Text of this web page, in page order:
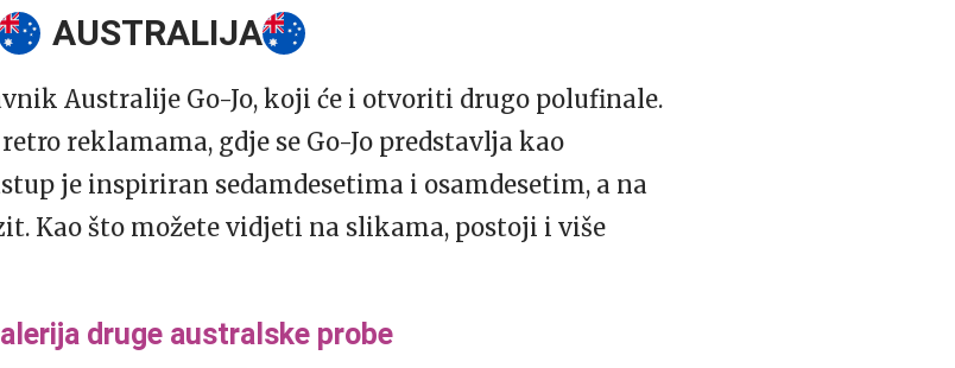
AUSTRALIJA
Australije Go-Jo, koji će i otvoriti drugo polufinale.
reklamama, gdje se Go-Jo predstavlja kao
je inspiriran sedamdesetima i osamdesetim, a na
Kao što možete vidjeti na slikama, postoji i više
druge australske probe